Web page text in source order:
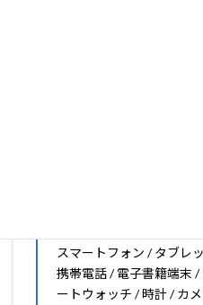
スマートフォン / タブレ
携帯電話 / 電子書籍端末
ートウォッチ / 時計 / カ